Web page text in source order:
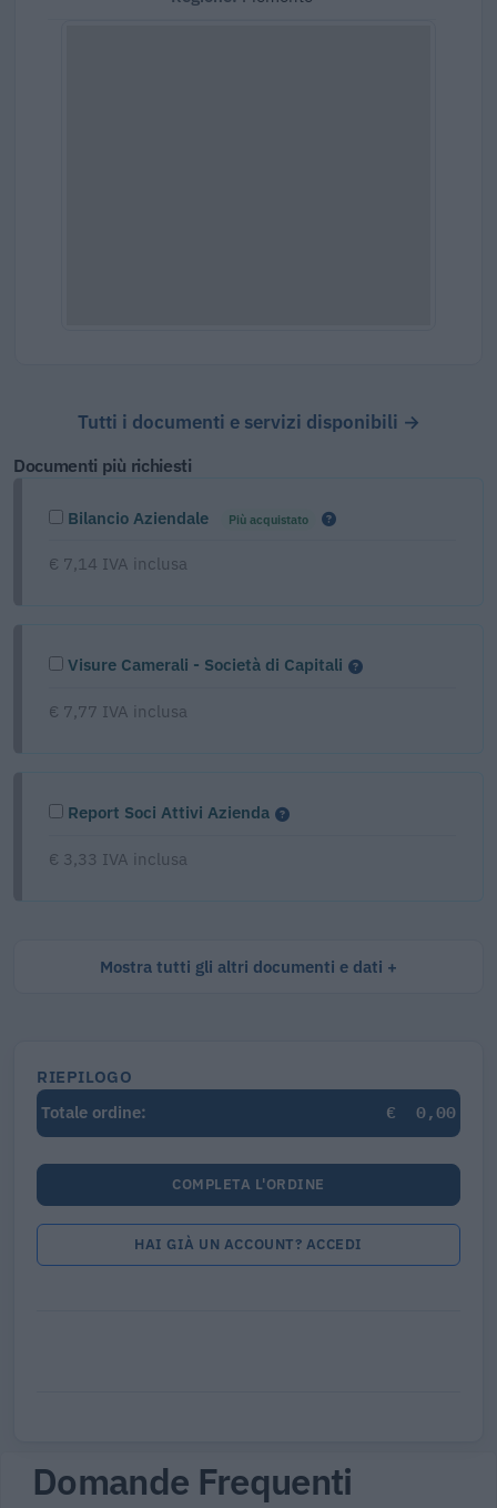
Tutti i documenti e servizi disponibili →
Documenti più richiesti
Bilancio Aziendale Più acquistato
€ 7,14 IVA inclusa
Visure Camerali - Società di Capitali
€ 7,77 IVA inclusa
Report Soci Attivi Azienda
€ 3,33 IVA inclusa
Mostra tutti gli altri documenti e dati
RIEPILOGO
Totale ordine:
€ 0,00
COMPLETA L'ORDINE
HAI GIÀ UN ACCOUNT? ACCEDI
Domande Frequenti